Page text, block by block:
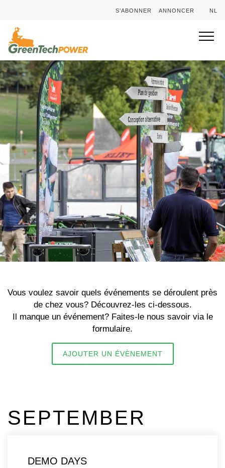
S’ABONNER ANNONCER NL
Vous voulez savoir quels événements se déroulent près
de chez vous? Découvrez-les ci-dessous.
Il manque un événement? Faites-le nous savoir via le
formulaire.
AJOUTER UN ÉVÈNEMENT
SEPTEMBER
DEMO DAYS